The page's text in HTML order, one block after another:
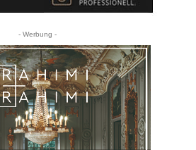
- Werbung -